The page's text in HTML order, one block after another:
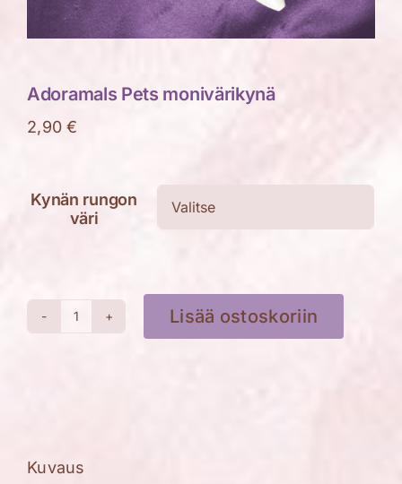
Adoramals Pets monivärikynä
2,90€
Kynän rungon
väri
Lisää ostoskoriin
Kuvaus